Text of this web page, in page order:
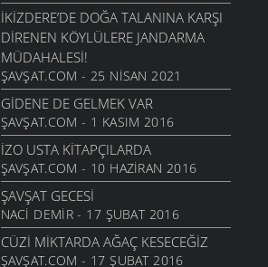
İKIZDERE’DE DOĞA TALANINA KARŞI
DIRENEN KÖYLÜLERE JANDARMA
MÜDAHALESI!
ŞAVŞAT.COM - 25 NISAN 2021
GIDENE DE GELMEK VAR
ŞAVŞAT.COM - 1 KASIM 2016
İZO USTA KITAPÇILARDA
ŞAVŞAT.COM - 10 HAZIRAN 2016
ŞAVŞAT GECESI
NACI DEMIR - 17 ŞUBAT 2016
CÜZI MIKTARDA AĞAÇ KESECEĞIZ
ŞAVŞAT.COM - 17 ŞUBAT 2016